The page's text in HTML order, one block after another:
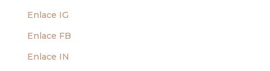
Enlace IG
Enlace FB
Enlace IN